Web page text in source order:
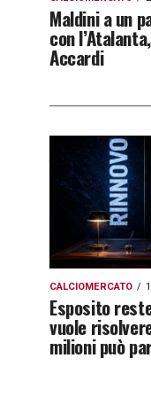
Maldini a un
con
Accardi
CALCIOMERCATO
Esposito
vuole
milioni può